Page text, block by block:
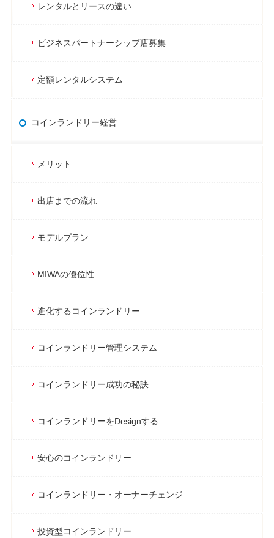
レンタルとリースの違い
ビジネスパートナーシップ店募集
定額レンタルシステム
コインランドリー経営
メリット
出店までの流れ
モデルプラン
MIWAの優位性
進化するコインランドリー
コインランドリー管理システム
コインランドリー成功の秘訣
コインランドリーをDesignする
安心のコインランドリー
コインランドリー・オーナーチェンジ
投資型コインランドリー